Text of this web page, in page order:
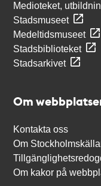
Medioteket,
Stadsmuseet
Medeltidsmuseet
Stadsbiblioteket
Stadsarkivet
Om
Kontakta oss
Om
Om kakor på